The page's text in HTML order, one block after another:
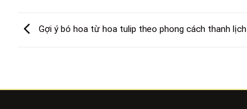
Gợi ý bó hoa từ hoa tulip theo phong cách thanh lịch